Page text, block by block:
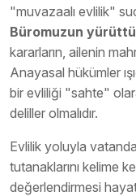
"muvazaalı evlilik"
Büromuzun
kararların, ailenin
Anayasal hükümler
bir evliliği "sahte"
deliller olmalıdır.
Evlilik yoluyla
tutanaklarını kelime
değerlendirmesi